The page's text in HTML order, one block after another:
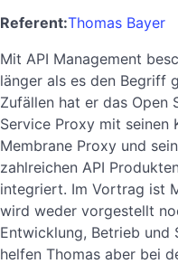
Referent:Thomas Bayer
Mit API Management
länger als es den Begriff
Zufällen hat er das Open
Service Proxy mit seinen
Membrane Proxy und
zahlreichen API
integriert. Im Vortrag ist
wird weder vorgestellt
Entwicklung, Betrieb und
helfen Thomas aber bei